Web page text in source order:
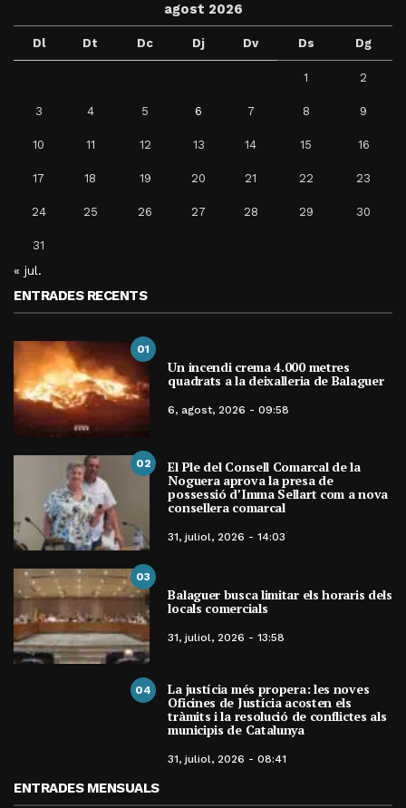
agost 2026
Dl Dt Dc Dj Dv Ds Dg
1 2
3 4 5 6 7 8 9
10 11 12 13 14 15 16
17 18 19 20 21 22 23
24 25 26 27 28 29 30
31
« jul.
ENTRADES RECENTS
01
Un incendi crema 4.000 metres
quadrats a la deixalleria de Balaguer
6, agost, 2026 - 09:58
02 El Ple del Consell Comarcal de la
Noguera aprova la presa de
possessió d’Imma Sellart com a nova
consellera comarcal
31, juliol, 2026 - 14:03
03
Balaguer busca limitar els horaris dels
locals comercials
31, juliol, 2026 - 13:58
04 La justícia més propera: les noves
Oficines de Justícia acosten els
tràmits i la resolució de conflictes als
municipis de Catalunya
31, juliol, 2026 - 08:41
ENTRADES MENSUALS